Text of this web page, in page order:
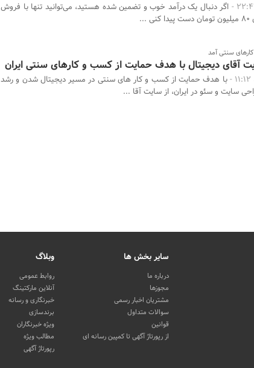
اگر دنبال یک درآمد خوب و تضمین شده هستید، می‌توانید تنها با فروش
سنتی آمد
آقای دیجیتال با هدف حمایت از کسب و کارهای سنتی ایران
با هدف حمایت از کسب و کار های سنتی در مسیر دیجیتال شدن و رشد
سایت و سئو در ایران، از سایت آقا ...
سایر بخش ها
درباره ما
مجوزها
مشتریان اخبار رسمی
سوالات متداول
قوانین
از رپورتاژ آگهی تا کمپین رسانه ای
وبلاگ
روابط عمومی
آنلاین مارکتینگ
خبرنگاری و رسانه
برندسازی
ویژه خبرنگاران
مطالب ویژه
رپورتاژ آگهی